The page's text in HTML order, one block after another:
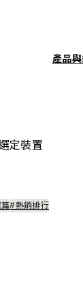
產品
定裝置
#熱銷排行